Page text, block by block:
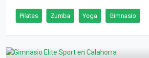
Pilates Zumba Yoga Gimnasio